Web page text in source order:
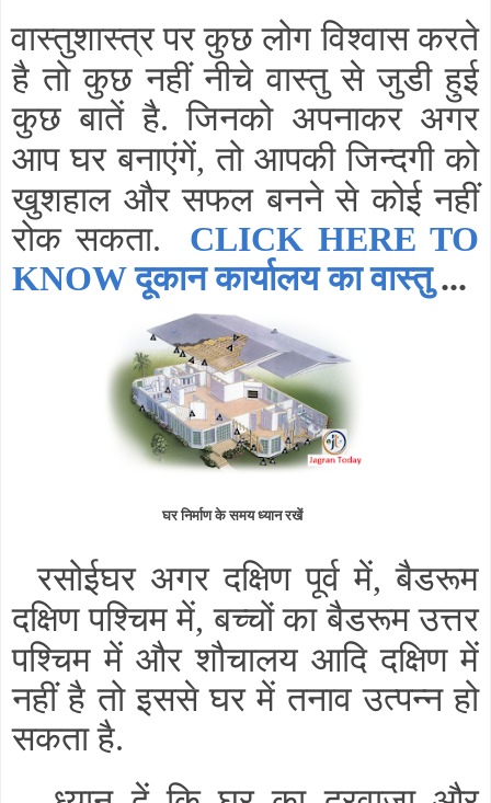
वास्तुशास्त्र पर कुछ लोग विश्वास करते
है तो कुछ नहीं नीचे वास्तु से जुडी हुई
कुछ बातें है. जिनको अपनाकर अगर
आप घर बनाएंगें, तो आपकी जिन्दगी को
खुशहाल और सफल बनने से कोई नहीं
रोक सकता. CLICK HERE TO
KNOW दूकान कार्यालय का वास्तु...
घर निर्माण के समय ध्यान रखें
रसोईघर अगर दक्षिण पूर्व में, बैडरूम
दक्षिण पश्चिम में, बच्चों का बैडरूम उत्तर
पश्चिम में और शौचालय आदि दक्षिण में
नहीं है तो इससे घर में तनाव उत्पन्न हो
सकता है.